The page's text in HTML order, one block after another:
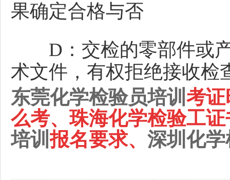
果确定合格与否
D：交检的零部件或产
术文件，有权拒绝接收检
东莞化学检验员培训 考
么考、珠海化学检验工
培训报名要求、 深圳化